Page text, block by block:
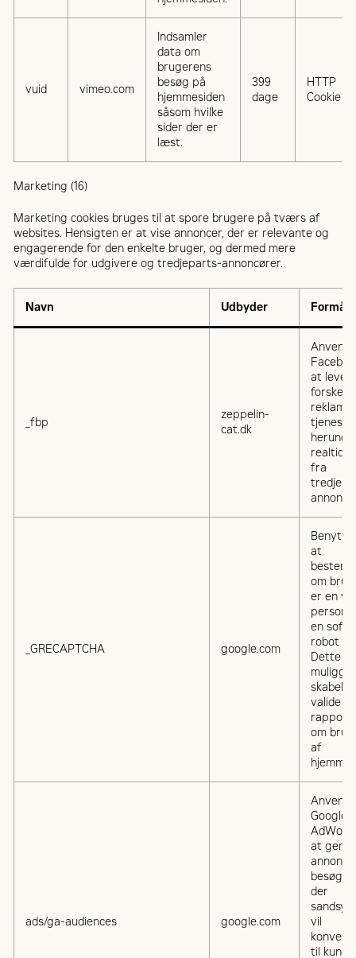
vuid vimeo.com
Indsamler
data om
brugerens
besøg på
hjemmesiden
såsom hvilke
sider der er
læst.
399
dage
HTTP
Cookie
Marketing (16)
Marketing cookies bruges til at spore brugere på tværs af
websites. Hensigten er at vise annoncer, der er relevante og
engagerende for den enkelte bruger, og dermed mere
værdifulde for udgivere og tredjeparts-annoncører.
Navn Udbyder Formål
_fbp
zeppelin-
cat.dk
at
fra
_GRECAPTCHA google.com
at
om
er en
person
en
robot –
Dette
valide
om
af
ads/ga-audiences google.com
Google
at
der
vil
til